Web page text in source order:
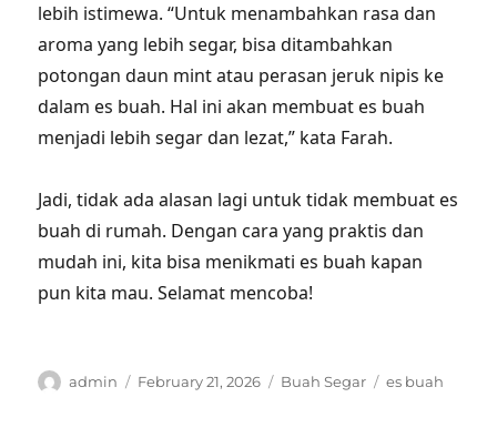
lebih istimewa. “Untuk menambahkan rasa dan
aroma yang lebih segar, bisa ditambahkan
potongan daun mint atau perasan jeruk nipis ke
dalam es buah. Hal ini akan membuat es buah
menjadi lebih segar dan lezat,” kata Farah.
Jadi, tidak ada alasan lagi untuk tidak membuat es
buah di rumah. Dengan cara yang praktis dan
mudah ini, kita bisa menikmati es buah kapan
pun kita mau. Selamat mencoba!
Author
admin
Posted
February 21, 2026 Categories
Buah Segar Tags
es buah